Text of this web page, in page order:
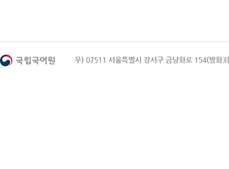
우) 07511 서울특별시 강서구 금낭화로 154(방화3